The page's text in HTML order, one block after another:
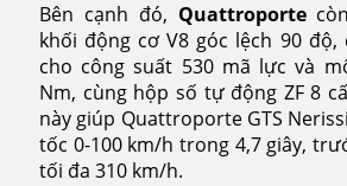
Bên cạnh đó, Quattroporte
khối động cơ V8 góc lệch 90 độ,
cho công suất 530 mã lực và
Nm, cùng hộp số tự động ZF 8
này giúp Quattroporte GTS
tốc 0-100 km/h trong 4,7 giây,
tối đa 310 km/h.